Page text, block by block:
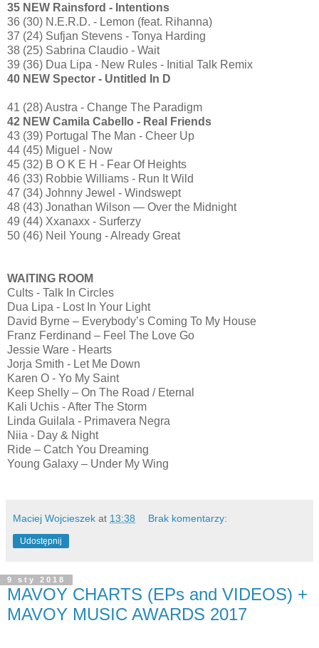
35 NEW Rainsford - Intentions
36 (30) N.E.R.D. - Lemon (feat. Rihanna)
37 (24) Sufjan Stevens - Tonya Harding
38 (25) Sabrina Claudio - Wait
39 (36) Dua Lipa - New Rules - Initial Talk Remix
40 NEW Spector - Untitled In D
41 (28) Austra - Change The Paradigm
42 NEW Camila Cabello - Real Friends
43 (39) Portugal The Man - Cheer Up
44 (45) Miguel - Now
45 (32) B O K E H - Fear Of Heights
46 (33) Robbie Williams - Run It Wild
47 (34) Johnny Jewel - Windswept
48 (43) Jonathan Wilson — Over the Midnight
49 (44) Xxanaxx - Surferzy
50 (46) Neil Young - Already Great
WAITING ROOM
Cults - Talk In Circles
Dua Lipa - Lost In Your Light
David Byrne – Everybody’s Coming To My House
Franz Ferdinand – Feel The Love Go
Jessie Ware - Hearts
Jorja Smith - Let Me Down
Karen O - Yo My Saint
Keep Shelly – On The Road / Eternal
Kali Uchis - After The Storm
Linda Guilala - Primavera Negra
Niia - Day & Night
Ride – Catch You Dreaming
Young Galaxy – Under My Wing
Maciej Wojcieszek at 13:38 Brak komentarzy:
Udostępnij
9 sty 2018
MAVOY CHARTS (EPs and VIDEOS) +
MAVOY MUSIC AWARDS 2017